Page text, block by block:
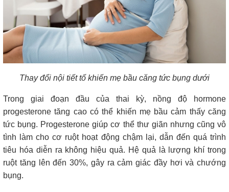
Thay đổi nội tiết tố khiến mẹ bầu căng tức bụng dưới
Trong giai đoạn đầu của thai kỳ, nồng độ hormone
progesterone tăng cao có thể khiến mẹ bầu cảm thấy căng
tức bụng. Progesterone giúp cơ thể thư giãn nhưng cũng vô
tình làm cho cơ ruột hoạt động chậm lại, dẫn đến quá trình
tiêu hóa diễn ra không hiệu quả. Hệ quả là lượng khí trong
ruột tăng lên đến 30%, gây ra cảm giác đầy hơi và chướng
bụng.